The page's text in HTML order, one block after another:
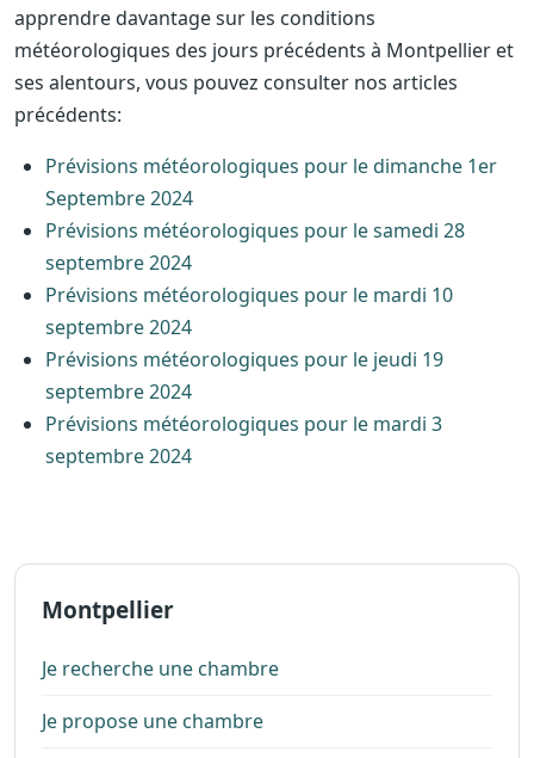
apprendre davantage sur les conditions
météorologiques des jours précédents à Montpellier et
ses alentours, vous pouvez consulter nos articles
précédents:
Prévisions météorologiques pour le dimanche 1er
Septembre 2024
Prévisions météorologiques pour le samedi 28
septembre 2024
Prévisions météorologiques pour le mardi 10
septembre 2024
Prévisions météorologiques pour le jeudi 19
septembre 2024
Prévisions météorologiques pour le mardi 3
septembre 2024
Montpellier
Je recherche une chambre
Je propose une chambre